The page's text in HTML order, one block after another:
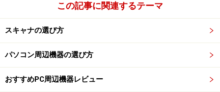
この記事に関連するテーマ
スキャナの選び方
パソコン周辺機器の選び方
おすすめPC周辺機器レビュー